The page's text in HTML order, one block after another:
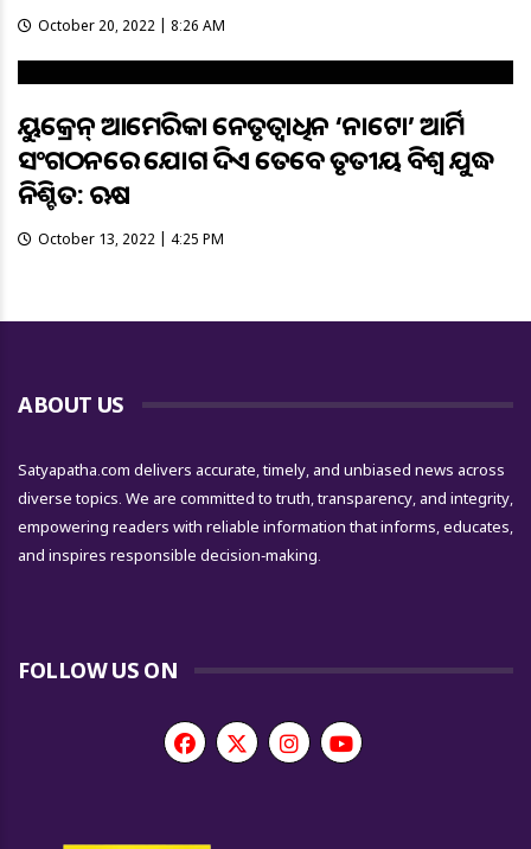
October 20, 2022 | 8:26 AM
ୟୁକ୍ରେନ୍ ଆମେରିକା ନେତୃତ୍ୱାଧିନ ‘ନାଟୋ’ ଆର୍ମି
ସଂଗଠନରେ ଯୋଗ ଦିଏ ତେବେ ତୃତୀୟ ବିଶ୍ୱ ଯୁଦ୍ଧ
ନିଶ୍ଚିତ: ଋଷ
October 13, 2022 | 4:25 PM
ABOUT US
Satyapatha.com delivers accurate, timely, and unbiased news across
diverse topics. We are committed to truth, transparency, and integrity,
empowering readers with reliable information that informs, educates,
and inspires responsible decision-making.
FOLLOW US ON